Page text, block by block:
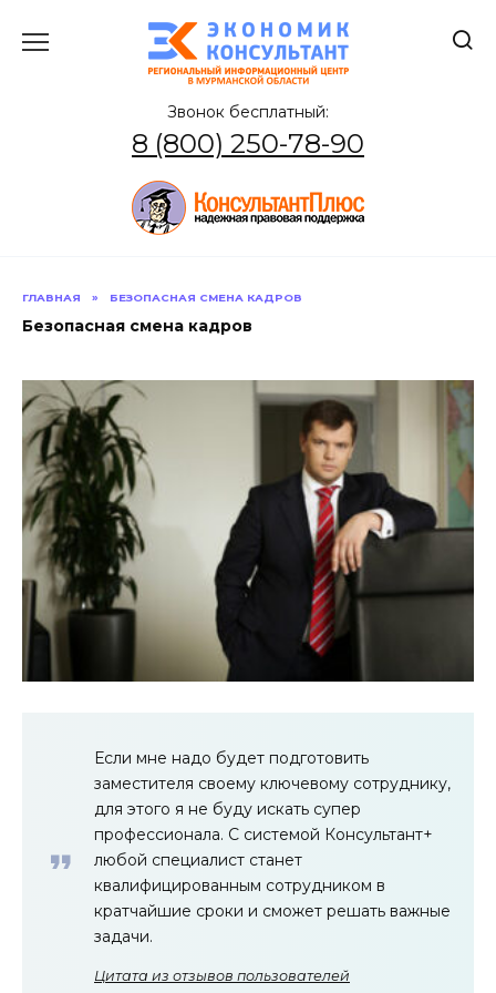
содержанию
Звонок бесплатный:
8 (800) 250-78-90
ГЛАВНАЯ » БЕЗОПАСНАЯ СМЕНА КАДРОВ
Безопасная смена кадров
Если мне надо будет подготовить
заместителя своему ключевому сотруднику,
для этого я не буду искать супер
профессионала. С системой Консультант+
любой специалист станет
квалифицированным сотрудником в
кратчайшие сроки и сможет решать важные
задачи.
Цитата из отзывов пользователей